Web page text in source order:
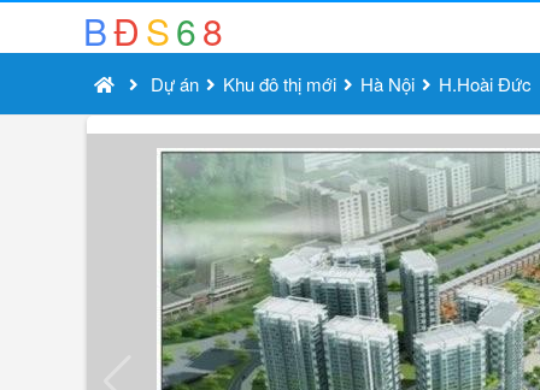
BĐS68
Dự án Khu đô thị mới Hà Nội H.Hoài Đức